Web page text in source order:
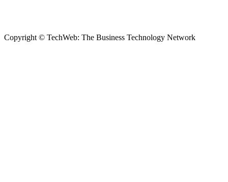
Copyright © TechWeb: The Business Technology Network